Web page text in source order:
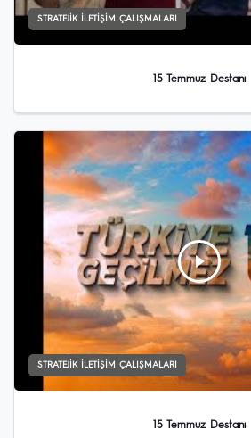
STRATEJIK İLETIŞIM ÇALIŞMALARI
15 Temmuz Destanı
STRATEJIK İLETIŞIM ÇALIŞMALARI
15 Temmuz Destanı